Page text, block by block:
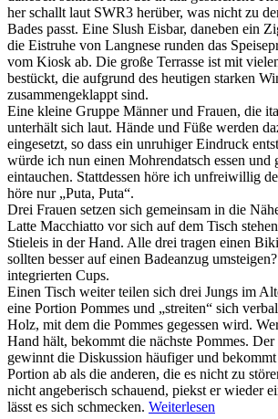
her schallt laut SWR3 herüber, was nicht zu
Bades passt. Eine Slush Eisbar, daneben ein
die Eistruhe von Langnese runden das
vom Kiosk ab. Die große Terrasse ist mit
bestückt, die aufgrund des heutigen starken
zusammengeklappt sind.
Eine kleine Gruppe Männer und Frauen, die
unterhält sich laut. Hände und Füße werden
eingesetzt, so dass ein unruhiger Eindruck
würde ich nun einen Mohrendatsch essen und
eintauchen. Stattdessen höre ich unfreiwillig
höre nur „Puta, Puta“.
Drei Frauen setzen sich gemeinsam in die
Latte Macchiatto vor sich auf dem Tisch
Stieleis in der Hand. Alle drei tragen einen
sollten besser auf einen Badeanzug
integrierten Cups.
Einen Tisch weiter teilen sich drei Jungs im
eine Portion Pommes und „streiten“ sich
Holz, mit dem die Pommes gegessen wird.
Hand hält, bekommt die nächste Pommes.
gewinnt die Diskussion häufiger und
Portion ab als die anderen, die es nicht zu
nicht angeberisch schauend, piekst er wieder
lässt es sich schmecken. Weiterlesen